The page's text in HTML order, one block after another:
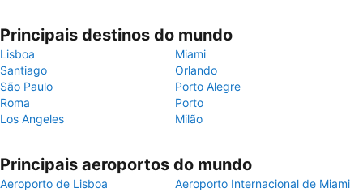
Principais destinos do mundo
Lisboa
Miami
Santiago
Orlando
São Paulo
Porto Alegre
Roma
Porto
Los Angeles
Milão
Principais aeroportos do mundo
Aeroporto de Lisboa
Aeroporto Internacional de Miami